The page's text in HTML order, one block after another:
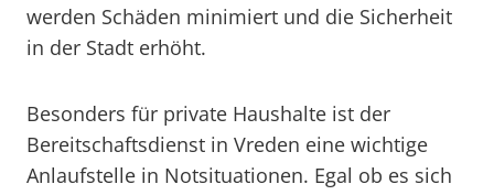
werden Schäden minimiert und die Sicherheit
in der Stadt erhöht.
Besonders für private Haushalte ist der
Bereitschaftsdienst in Vreden eine wichtige
Anlaufstelle in Notsituationen. Egal ob es sich